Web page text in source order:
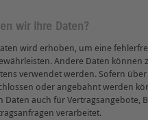
wir Ihre Daten?
wird erhoben, um eine
Andere Daten können
verwendet werden. Sofern über
oder angebahnt werden
Daten auch für Vertragsangebote,
verarbeitet.